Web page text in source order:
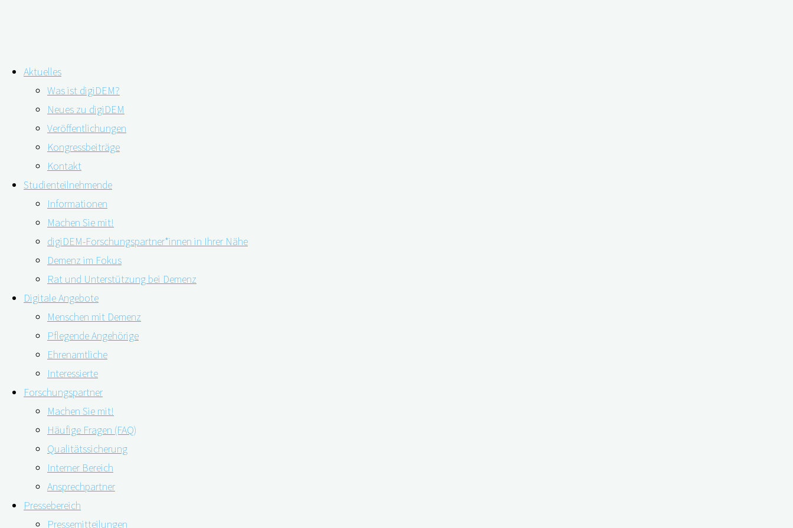
Inhalt
springen
Aktuelles
Was ist digiDEM?
Neues zu digiDEM
Veröffentlichungen
Kongressbeiträge
Kontakt
Studienteilnehmende
Informationen
Machen Sie mit!
digiDEM-Forschungspartner*innen in Ihrer Nähe
Demenz im Fokus
Rat und Unterstützung bei Demenz
Digitale Angebote
Menschen mit Demenz
Pflegende Angehörige
Ehrenamtliche
Interessierte
Forschungspartner
Machen Sie mit!
Häufige Fragen (FAQ)
Qualitätssicherung
Interner Bereich
Ansprechpartner
Pressebereich
Pressemitteilungen
Kategorie:Download
Hier finden Sie alle Unterlagen für Forschungspartner*innen zum Download
Unterlagen für Forschungspartner*innen
11.05.202307.09.2023
Dieser Inhalt ist geschützt. Bitte geben Sie das Passwort ein, das Sie vom digiDEM Team erhalten haben.
weiterlesen"Unterlagen
für